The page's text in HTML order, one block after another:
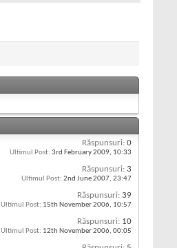
Răspunsuri: 0
Ultimul Post: 3rd February 2009, 10:33
Răspunsuri: 3
Ultimul Post: 2nd June 2007, 23:47
Răspunsuri: 39
Ultimul Post: 15th November 2006, 10:57
Răspunsuri: 10
Ultimul Post: 12th November 2006, 00:05